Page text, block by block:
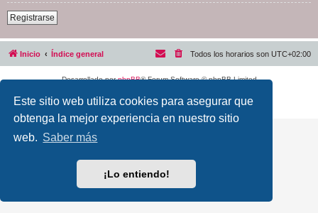
Este sitio web utiliza cookies para asegurar que
obtenga la mejor experiencia en nuestro sitio
web. Saber más
¡Lo entiendo!
Registrarse
Inicio Índice general Todos los horarios son UTC+02:00
Desarrollado porphpBB® Forum Software © phpBB Limited
Privacidad| Condiciones